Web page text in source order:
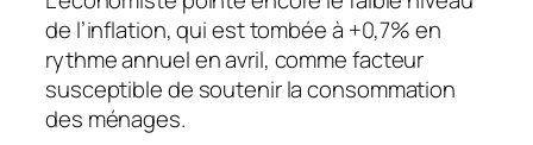
de l’inflation, qui est tombée à +0,7% en
rythme annuel en avril, comme facteur
susceptible de soutenir la consommation
des ménages.